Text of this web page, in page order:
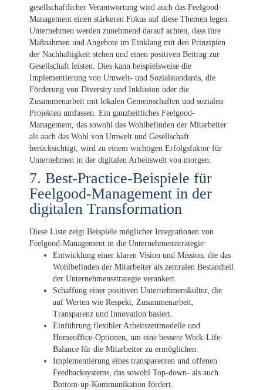
gesellschaftlicher Verantwortung wird auch das Feelgood-
Management einen stärkeren Fokus auf diese Themen legen.
Unternehmen werden zunehmend darauf achten, dass ihre
Maßnahmen und Angebote im Einklang mit den Prinzipien
der Nachhaltigkeit stehen und einen positiven Beitrag zur
Gesellschaft leisten. Dies kann beispielsweise die
Implementierung von Umwelt- und Sozialstandards, die
Förderung von Diversity und Inklusion oder die
Zusammenarbeit mit lokalen Gemeinschaften und sozialen
Projekten umfassen. Ein ganzheitliches Feelgood-
Management, das sowohl das Wohlbefinden der Mitarbeiter
als auch das Wohl von Umwelt und Gesellschaft
berücksichtigt, wird zu einem wichtigen Erfolgsfaktor für
Unternehmen in der digitalen Arbeitswelt von morgen.
7. Best-Practice-Beispiele für
Feelgood-Management in der
digitalen Transformation
Diese Liste zeigt Beispiele möglicher Integrationen von
Feelgood-Management in die Unternehmensstrategie:
Entwicklung einer klaren Vision und Mission, die das
Wohlbefinden der Mitarbeiter als zentralen Bestandteil
der Unternehmensstrategie verankert.
Schaffung einer positiven Unternehmenskultur, die
auf Werten wie Respekt, Zusammenarbeit,
Transparenz und Innovation basiert.
Einführung flexibler Arbeitszeitmodelle und
Homeoffice-Optionen, um eine bessere Work-Life-
Balance für die Mitarbeiter zu ermöglichen.
Implementierung eines transparenten und offenen
Feedbacksystems, das sowohl Top-down- als auch
Bottom-up-Kommunikation fördert.